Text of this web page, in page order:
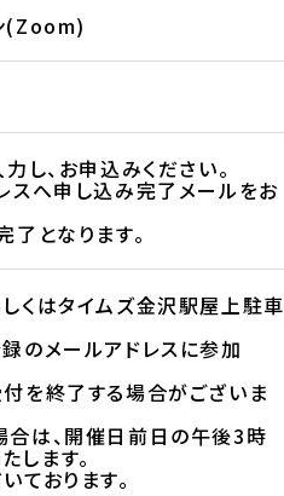
(Zoom)
し、お申込みください。
スへ申し込み完了メールをお
了となります。
くはタイムズ金沢駅屋上駐車
のメールアドレスに参加
を終了する場合がございま
合は、開催日前日の午後3時
します。
ております。